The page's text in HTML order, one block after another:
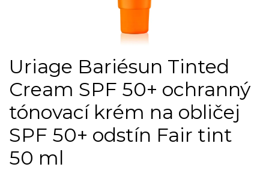
Uriage Bariésun Tinted
Cream SPF 50+ ochranný
tónovací krém na obličej
SPF 50+ odstín Fair tint
50 ml